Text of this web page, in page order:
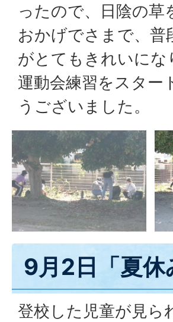
ったので、日陰の
おかげでさまで、
がとてもきれいに
運動会練習をスター
うございました。
9月2日「夏休
登校した児童が見ら